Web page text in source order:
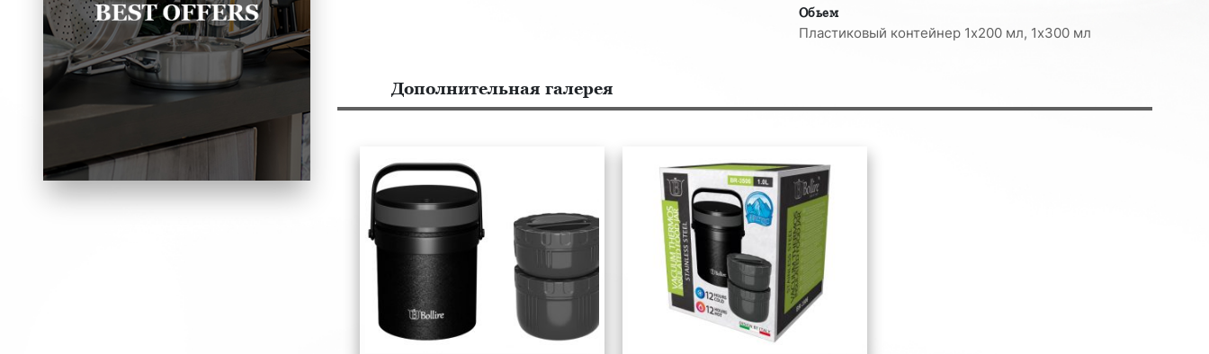
Обьем
Пластиковый контейнер 1х200 мл, 1х300 мл
Дополнительная галерея